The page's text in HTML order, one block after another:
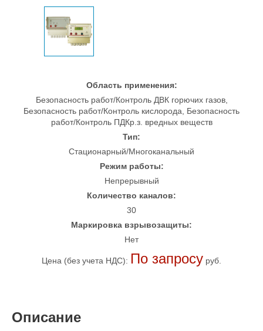
Область применения:
Безопасность работ/Контроль ДВК горючих газов,
Безопасность работ/Контроль кислорода, Безопасность
работ/Контроль ПДКр.з. вредных веществ
Тип:
Стационарный/Многоканальный
Режим работы:
Непрерывный
Количество каналов:
30
Маркировка взрывозащиты:
Нет
Цена (без учета НДС): По запросу руб.
Описание